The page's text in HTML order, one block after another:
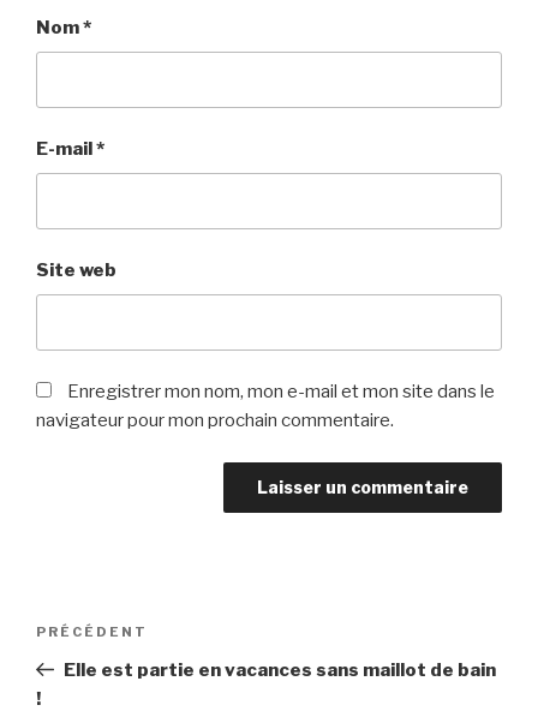
Nom*
E-mail *
Site web
Enregistrer mon nom, mon e-mail et mon site dans le
navigateur pour mon prochain commentaire.
Navigation
l’article
Article
précédent
PRÉCÉDENT
Elle est partie en vacances sans maillot de bain
!